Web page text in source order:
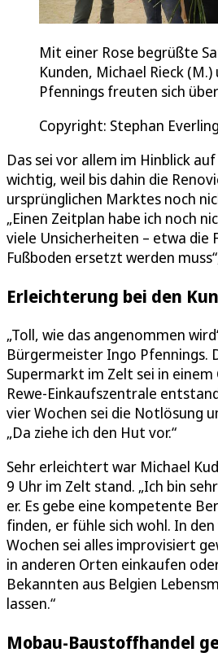
Mit einer Rose begrüßte
Kunden, Michael Rieck
Pfennings freuten sich
Copyright: Stephan Everling
Das sei vor allem im Hinblick
wichtig, weil bis dahin die
ursprünglichen Marktes noch
„Einen Zeitplan habe ich noch
viele Unsicherheiten – etwa die
Fußboden ersetzt werden
Erleichterung bei den
„Toll, wie das angenommen
Bürgermeister Ingo Pfennings.
Supermarkt im Zelt sei in
Rewe-Einkaufszentrale
vier Wochen sei die Notlösung
„Da ziehe ich den Hut vor.“
Sehr erleichtert war Michael
9 Uhr im Zelt stand. „Ich bin
er. Es gebe eine kompetente
finden, er fühle sich wohl. In
Wochen sei alles improvisiert
in anderen Orten einkaufen
Bekannten aus Belgien
lassen.“
Mobau-Baustoffhandel